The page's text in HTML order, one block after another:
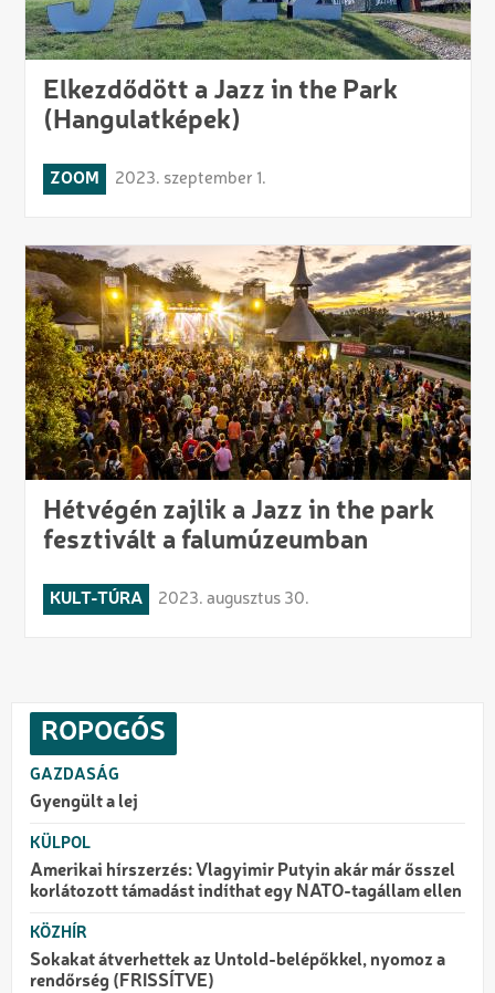
Elkezdődött a Jazz in the Park
(Hangulatképek)
ZOOM 2023. szeptember 1.
Hétvégén zajlik a Jazz in the park
fesztivált a falumúzeumban
KULT-TÚRA 2023. augusztus 30.
ROPOGÓS
GAZDASÁG
Gyengült a lej
KÜLPOL
Amerikai hírszerzés: Vlagyimir Putyin akár már ősszel
korlátozott támadást indíthat egy NATO-tagállam ellen
KÖZHÍR
Sokakat átverhettek az Untold-belépőkkel, nyomoz a
rendőrség (FRISSÍTVE)